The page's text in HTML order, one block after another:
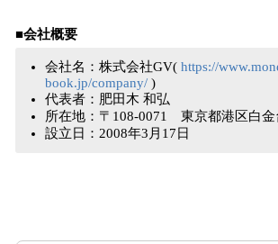
■会社概要
会社名：株式会社GV( https://
book.jp/company/ )
代表者：肥田木 和弘
所在地：〒108-0071 東京都港区白金
設立日：2008年3月17日